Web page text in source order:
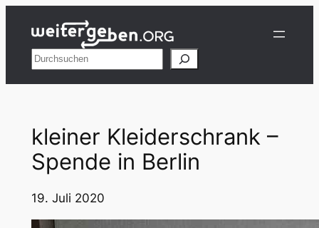
Inhalt
springenSuchen
kleiner Kleiderschrank –
Spende in Berlin
19. Juli 2020